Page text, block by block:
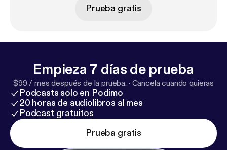
Prueba gratis
Empieza 7 días de prueba
$99 / mes después de la prueba. · Cancela cuando quieras
Podcasts solo en Podimo
20 horas de audiolibros al mes
Podcast gratuitos
Prueba gratis